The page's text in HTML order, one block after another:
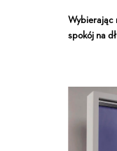
Wybierając
spokój na